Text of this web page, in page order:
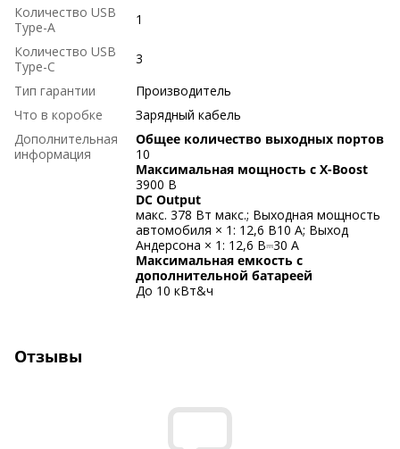
Количество USB
Type-A
1
Количество USB
Type-C
3
Тип гарантии
Производитель
Что в коробке
Зарядный кабель
Дополнительная
информация
Общее количество выходных портов
10
Максимальная мощность с X-Boost
3900 В
DC Output
макс. 378 Вт макс.; Выходная мощность
автомобиля × 1: 12,6 В10 A; Выход
Андерсона × 1: 12,6 В⎓30 A
Максимальная емкость с
дополнительной батареей
До 10 кВт&ч
Отзывы